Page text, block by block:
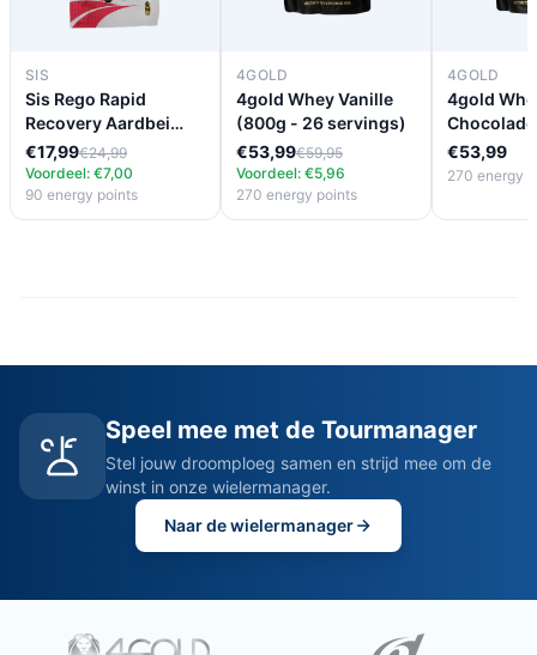
SIS
Sis Rego Rapid
Recovery Aardbei
(500g)
€17,99€24,99
Voordeel: €7,00
90 energy points
4GOLD
4gold Whey Vanille
(800g - 26 servings)
€53,99€59,95
Voordeel: €5,96
270 energy points
4GOLD
4gold
(800g -
€53,99
270 energy
Speel mee met de Tourmanager
Stel jouw droomploeg samen en strijd mee om de
winst in onze wielermanager.
Naar de wielermanager